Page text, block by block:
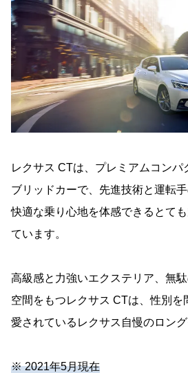
レクサス CTは、プレミアムコンパ
ブリッドカーで、先進技術と運転
快適な乗り心地を体感できるとて
ています。
高級感と力強いエクステリア、無
空間をもつレクサス CTは、性別を
愛されているレクサス自慢のロン
※ 2021年5月現在